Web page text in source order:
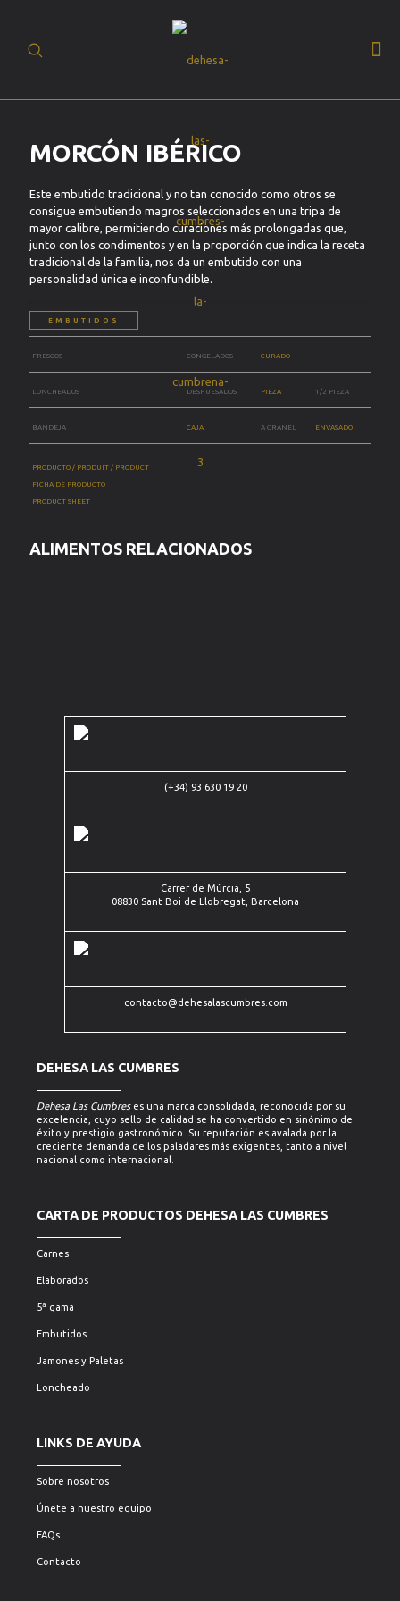
(+34) 93 630 19
MORCÓN IBÉRICO
Este embutido tradicional y no tan conocido como otros se
consigue embutiendo magros seleccionados en una tripa de
mayor calibre, permitiendo curaciones más prolongadas que,
junto con los condimentos y en la proporción que indica la receta
tradicional de la familia, nos da un embutido con una
personalidad única e inconfundible.
EMBUTIDOS
FRESCOS CONGELADOS CURADO
LONCHEADOS DESHUESADOS PIEZA 1/2 PIEZA
BANDEJA CAJA A GRANEL ENVASADO
PRODUCTO / PRODUIT / PRODUCT
FICHA DE PRODUCTO
PRODUCT SHEET
ALIMENTOS RELACIONADOS
93
630
Carrer de(+34) 93 630 19 20
Carrer de Múrcia, 5
08830 Sant Boi de Llobregat, Barcelona
contacto@dehesalascumbres.com
DEHESA LAS CUMBRES
Dehesa Las Cumbreses una marca consolidada, reconocida por su
excelencia, cuyo sello de calidad se ha convertido en sinónimo de
éxito y prestigio gastronómico. Su reputación es avalada por la
creciente demanda de los paladares más exigentes, tanto a nivel
nacional como internacional.
CARTA DE PRODUCTOS DEHESA LAS CUMBRES
Carnes
Elaborados
5ª gama
Embutidos
Jamones y Paletas
Loncheado
LINKS DE AYUDA
Sobre nosotros
Únete a nuestro equipo
FAQs
Contacto